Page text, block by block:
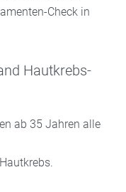
Check in
Hautkrebs-
ab 35 Jahren alle